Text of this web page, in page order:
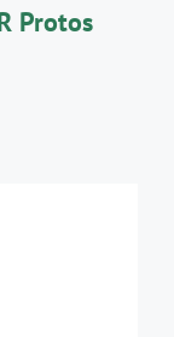
Protos